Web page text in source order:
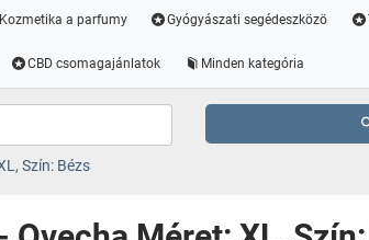
Kozmetika a parfumy Gyógyászati segédeszközö
CBD csomagajánlatok Minden kategória
Szín: Bézs